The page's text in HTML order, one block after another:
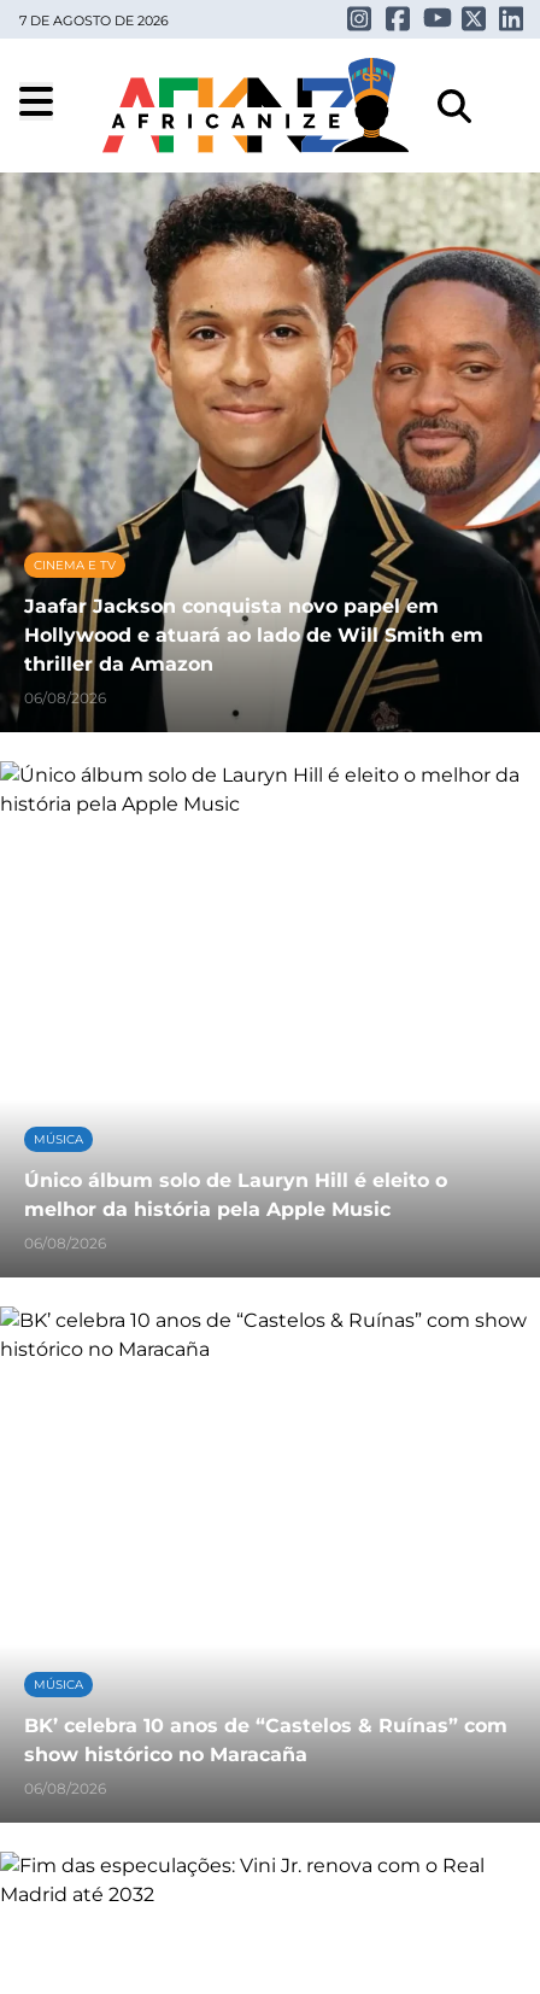
7 DE AGOSTO DE 2026
CINEMA E TV
Jaafar Jackson conquista novo papel em
Hollywood e atuará ao lado de Will Smith em
thriller da Amazon
06/08/2026
MÚSICA
Único álbum solo de Lauryn Hill é eleito o
melhor da história pela Apple Music
06/08/2026
MÚSICA
BK’ celebra 10 anos de “Castelos & Ruínas” com
show histórico no Maracaña
06/08/2026